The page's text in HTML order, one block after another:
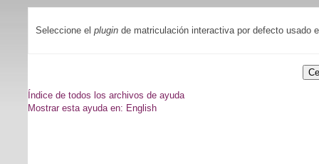
Seleccione elplugin de matriculación interactiva por defecto usado
Índice de todos los archivos de ayuda
Mostrar esta ayuda en: English